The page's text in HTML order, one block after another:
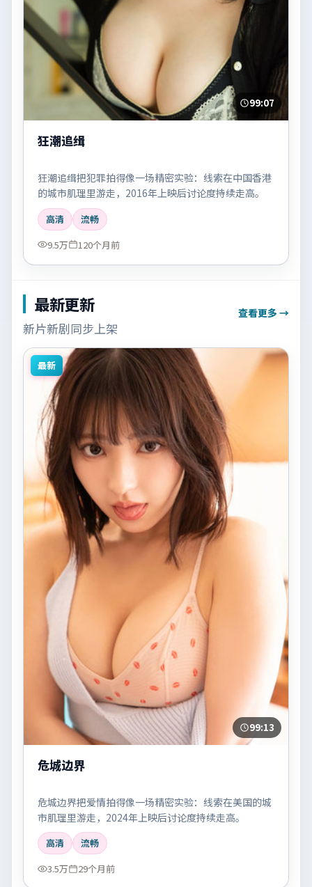
99:07
狂潮追缉
狂潮追缉把犯罪拍得像一场精密实验：线索在中国香港
的城市肌理里游走，2016年上映后讨论度持续走高。
高清
流畅
9.5万
120个月前
最新更新
新片新剧同步上架
查看更多 →
最新
99:13
危城边界
危城边界把爱情拍得像一场精密实验：线索在美国的城
市肌理里游走，2024年上映后讨论度持续走高。
高清
流畅
3.5万
29个月前